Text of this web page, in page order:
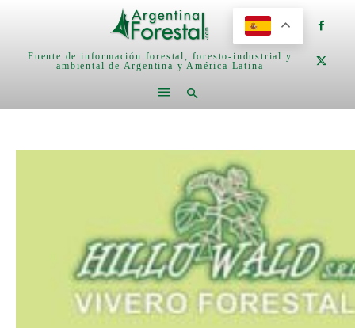
Fuente de información forestal, foresto-industrial y
ambiental de Argentina y América Latina